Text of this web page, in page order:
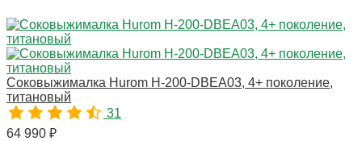
Соковыжималка Hurom H-200-DBEA03, 4+ поколение,
титановый
31
64 990 ₽